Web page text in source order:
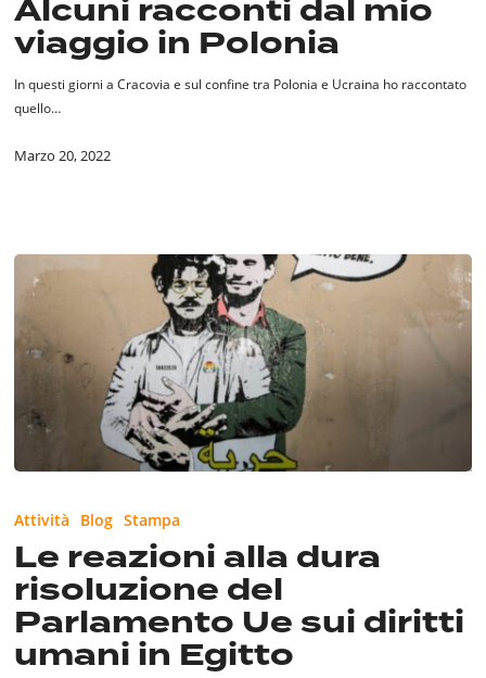
Alcuni racconti dal mio
viaggio in Polonia
In questi giorni a Cracovia e sul confine tra Polonia e Ucraina ho raccontato
quello…
Marzo 20, 2022
alla
dura
risoluzione
del
Parlamento
Ue
Attività Blog Stampa
Le reazioni alla dura
risoluzione del
Parlamento Ue sui diritti
umani in Egitto